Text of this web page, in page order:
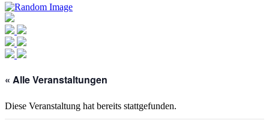
« Alle Veranstaltungen
Diese Veranstaltung hat bereits stattgefunden.